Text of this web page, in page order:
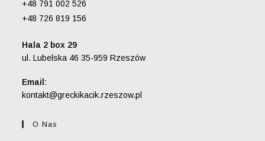
+48 791 002 526
+48 726 819 156
Hala 2 box 29
ul. Lubelska 46 35-959 Rzeszów
Email:
kontakt@greckikacik.rzeszow.pl
O Nas